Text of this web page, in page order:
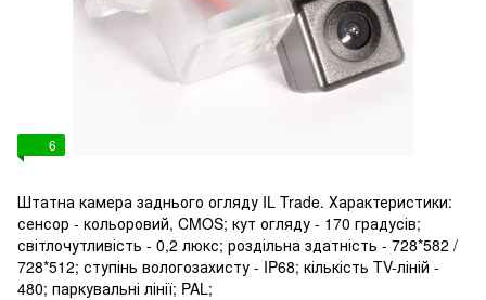
6
Штатна камера заднього огляду IL Trade. Характеристики:
сенсор - кольоровий, CMOS; кут огляду - 170 градусів;
світлочутливість - 0,2 люкс; роздільна здатність - 728*582 /
728*512; ступінь вологозахисту - IP68; кількість TV-ліній -
480; паркувальні лінії; PAL;